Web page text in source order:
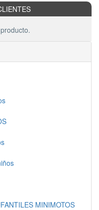
MINIMOTOS